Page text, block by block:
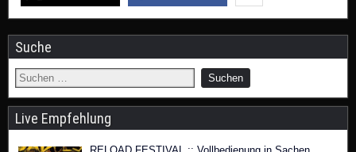
Suche
Live Empfehlung